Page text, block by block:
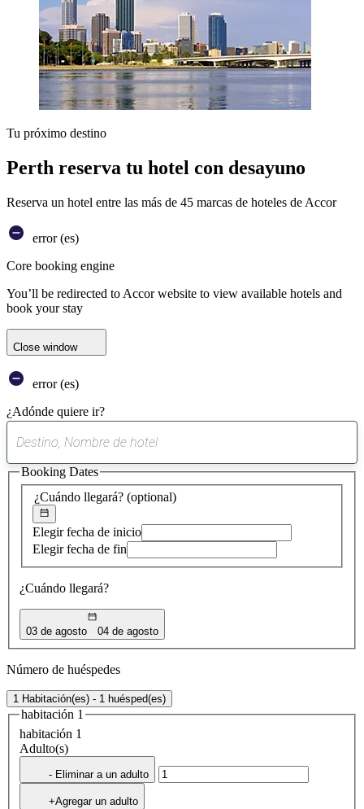
Tu próximo destino
Perth reserva tu hotel con desayuno
Reserva un hotel entre las más de 45 marcas de hoteles de Accor
error (es)
Core booking engine
You’ll be redirected to Accor website to view available hotels and
book your stay
Close window
error (es)
¿Adónde quiere ir?
sugerencia
encontrada
¿Cuándo llegará? (optional)
Elegir fecha de inicio
Elegir fecha de fin
¿Cuándo llegará?
03 de agosto 04 de agosto
Booking Dates
Número de huéspedes
1 Habitación(es) - 1 huésped(es)
habitación 1
habitación 1
Adulto(s)
- Eliminar a un adulto
+Agregar un adulto